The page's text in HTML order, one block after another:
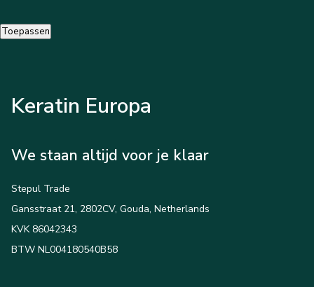
Contacteer ons
Toepassen
Keratin Europa
We staan altijd voor je klaar
Stepul Trade
Gansstraat 21, 2802CV, Gouda, Netherlands
KVK 86042343
BTW NL004180540B58